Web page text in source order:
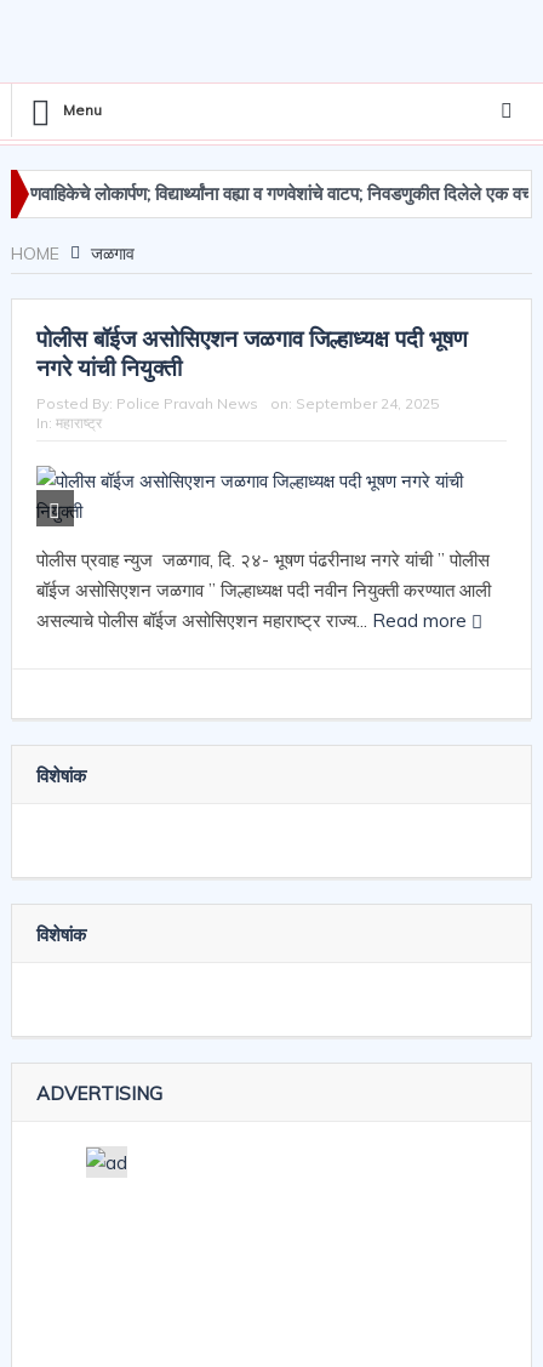
Menu
लोकार्पण; विद्यार्थ्यांना वह्या व गणवेशांचे वाटप; निवडणुकीत दिलेले एक वचन
HOME जळगाव
पोलीस बॉईज असोसिएशन जळगाव जिल्हाध्यक्ष पदी भूषण
नगरे यांची नियुक्ती
Posted By: Police Pravah News on: September 24, 2025
In: महाराष्ट्र
पोलीस प्रवाह न्युज जळगाव, दि. २४- भूषण पंढरीनाथ नगरे यांची ” पोलीस
बॉईज असोसिएशन जळगाव ” जिल्हाध्यक्ष पदी नवीन नियुक्ती करण्यात आली
असल्याचे पोलीस बॉईज असोसिएशन महाराष्ट्र राज्य... Read more
विशेषांक
विशेषांक
ADVERTISING